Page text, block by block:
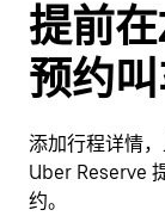
提前
预约
添加行程详情
Uber Reserve
约。